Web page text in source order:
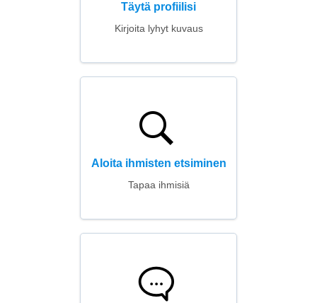
Täytä profiilisi
Kirjoita lyhyt kuvaus
Aloita ihmisten etsiminen
Tapaa ihmisiä